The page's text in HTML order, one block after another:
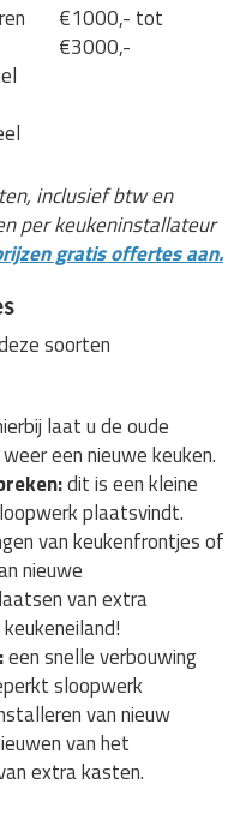
€1000,- tot
€3000,-
inclusief btw en
per keukeninstallateur
gratis offertes aan.
soorten
laat u de oude
een nieuwe keuken.
dit is een kleine
plaatsvindt.
van keukenfrontjes of
nieuwe
van extra
een snelle verbouwing
sloopwerk
van nieuw
van het
extra kasten.